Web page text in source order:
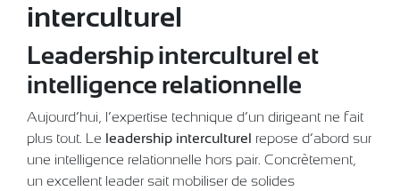
interculturel
Leadership interculturel et
intelligence relationnelle
Aujourd’hui, l’expertise technique d’un dirigeant ne fait
plus tout. Le leadership interculturel repose d’abord sur
une intelligence relationnelle hors pair. Concrètement,
un excellent leader sait mobiliser de solides